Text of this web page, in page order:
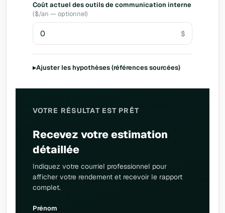
Coût actuel des outils de communication interne
($/an — optionnel)
▸Ajuster les hypothèses (références sourcées)
VOTRE RÉSULTAT EST PRÊT
Recevez votre estimation
détaillée
Indiquez votre courriel professionnel pour
afficher votre rendement et recevoir le rapport
complet.
Prénom